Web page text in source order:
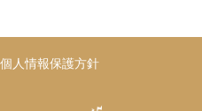
個人情報保護方針